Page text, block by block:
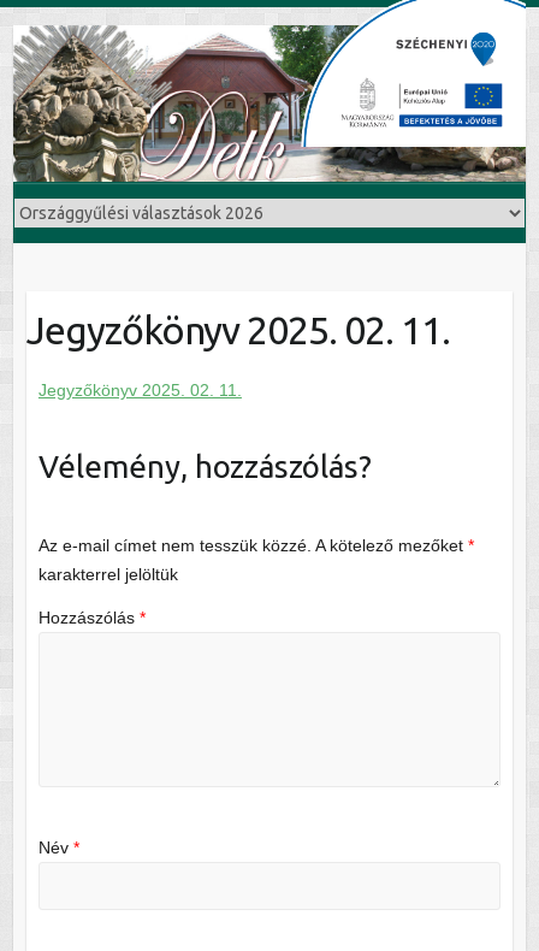
Jegyzőkönyv 2025. 02. 11.
Jegyzőkönyv 2025. 02. 11.
Vélemény, hozzászólás?
Az e-mail címet nem tesszük közzé. A kötelező mezőket *
karakterrel jelöltük
Hozzászólás *
Név *